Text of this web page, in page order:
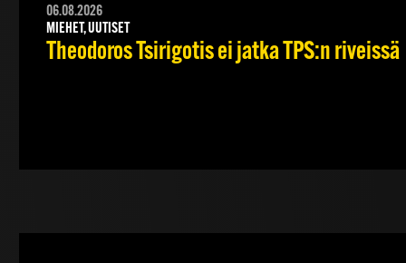
06.08.2026
MIEHET, UUTISET
Theodoros Tsirigotis ei jatka TPS:n riveissä